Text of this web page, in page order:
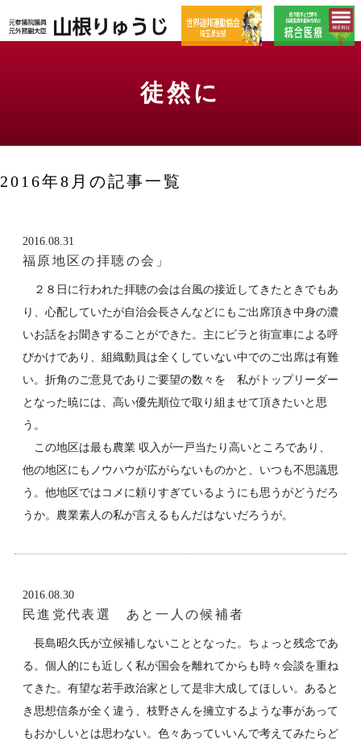
徒然に
2016年8月の記事一覧
2016.08.31
福原地区の拝聴の会」
２８日に行われた拝聴の会は台風の接近してきたときでもあ
り、心配していたが自治会長さんなどにもご出席頂き中身の濃
いお話をお聞きすることができた。主にビラと街宣車による呼
びかけであり、組織動員は全くしていない中でのご出席は有難
い。折角のご意見でありご要望の数々を 私がトップリーダー
となった暁には、高い優先順位で取り組ませて頂きたいと思
う。
この地区は最も農業 収入が一戸当たり高いところであり、
他の地区にもノウハウが広がらないものかと、いつも不思議思
う。他地区ではコメに頼りすぎているようにも思うがどうだろ
うか。農業素人の私が言えるもんだはないだろうが。
2016.08.30
民進党代表選 あと一人の候補者
長島昭久氏が立候補しないこととなった。ちょっと残念であ
る。個人的にも近しく私が国会を離れてからも時々会談を重ね
てきた。有望な若手政治家として是非大成してほしい。あると
き思想信条が全く違う、枝野さんを擁立するような事があって
もおかしいとは思わない。色々あっていいんで考えてみたらど